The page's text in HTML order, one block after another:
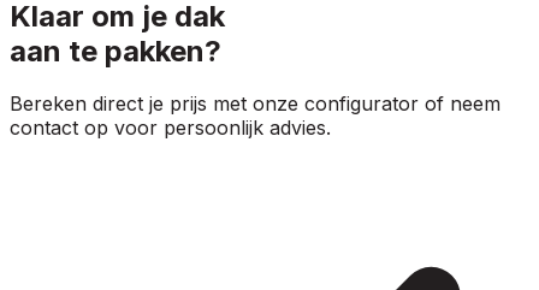
Klaar om je dak
aan te pakken?
Bereken direct je prijs met onze configurator of neem
contact op voor persoonlijk advies.